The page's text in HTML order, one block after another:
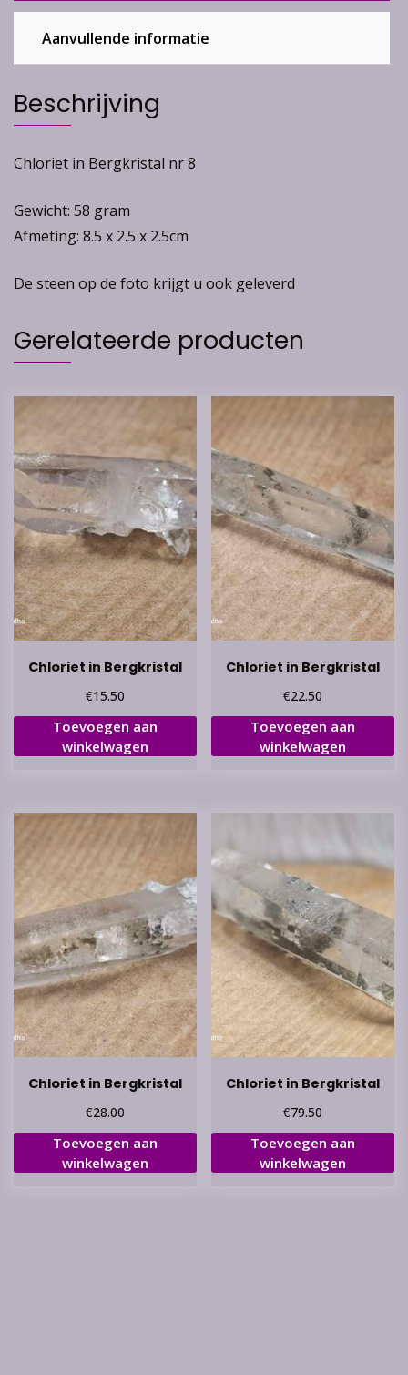
Aanvullende informatie
Beschrijving
Chloriet in Bergkristal nr 8
Gewicht: 58 gram
Afmeting: 8.5 x 2.5 x 2.5cm
De steen op de foto krijgt u ook geleverd
Gerelateerde producten
Chloriet in Bergkristal
€15.50
Toevoegen aan
winkelwagen
Chloriet in Bergkristal
€22.50
Toevoegen aan
winkelwagen
Chloriet in Bergkristal
€28.00
Toevoegen aan
winkelwagen
Chloriet in Bergkristal
€79.50
Toevoegen aan
winkelwagen